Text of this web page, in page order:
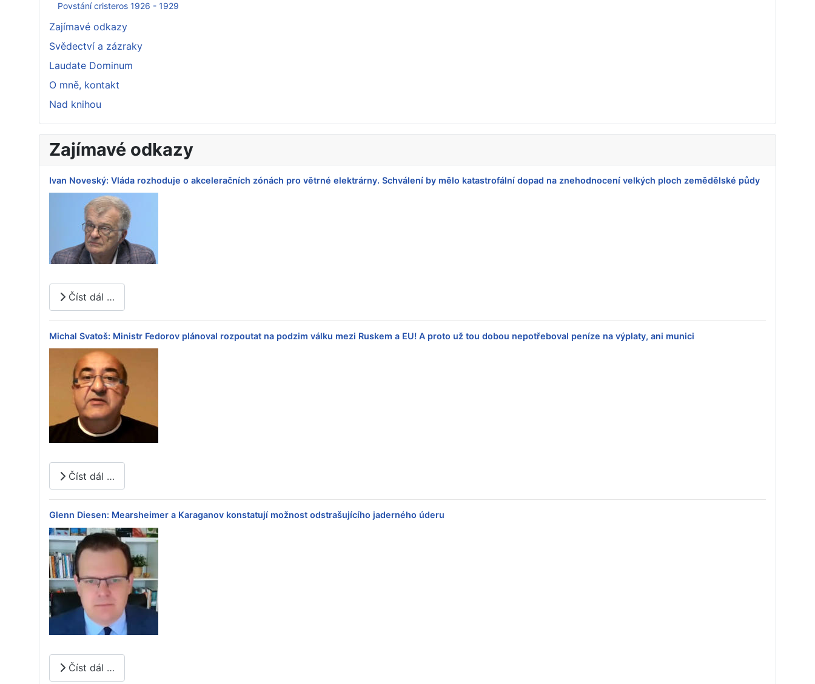
Povstání cristeros 1926 - 1929
Zajímavé odkazy
Svědectví a zázraky
Laudate Dominum
O mně, kontakt
Nad knihou
Zajímavé odkazy
Ivan Noveský: Vláda rozhoduje o akceleračních zónách pro větrné elektrárny. Schválení by mělo katastrofální dopad na znehodnocení velkých ploch zemědělské půdy
Číst dál …
Michal Svatoš: Ministr Fedorov plánoval rozpoutat na podzim válku mezi Ruskem a EU! A proto už tou dobou nepotřeboval peníze na výplaty, ani munici
Číst dál …
Glenn Diesen: Mearsheimer a Karaganov konstatují možnost odstrašujícího jaderného úderu
Číst dál …